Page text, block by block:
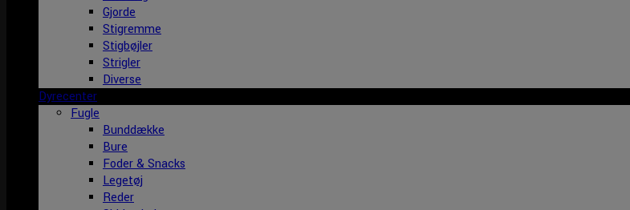
Gjorde
Stigremme
Stigbøjler
Strigler
Diverse
Dyrecenter
Fugle
Bunddække
Bure
Foder & Snacks
Legetøj
Reder